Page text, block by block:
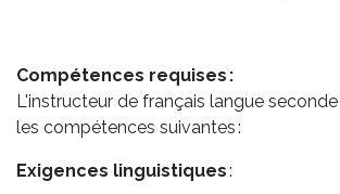
Compétences requises :
L'instructeur de français langue
les compétences suivantes :
Exigences linguistiques: